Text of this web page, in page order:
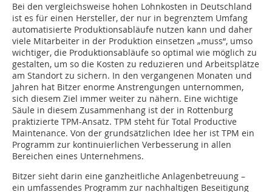
Bei den vergleichsweise hohen Lohnkosten in Deutschland
ist es für einen Hersteller, der nur in begrenztem Umfang
automatisierte Produktionsabläufe nutzen kann und daher
viele Mitarbeiter in der Produktion einsetzen „muss“, umso
wichtiger, die Produktionsabläufe so optimal wie möglich zu
gestalten, um so die Kosten zu reduzieren und Arbeitsplätze
am Standort zu sichern. In den vergangenen Monaten und
Jahren hat Bitzer enorme Anstrengungen unternommen,
sich diesem Ziel immer weiter zu nähern. Eine wichtige
Säule in diesem Zusammenhang ist der in Rottenburg
praktizierte TPM-Ansatz. TPM steht für Total Productive
Maintenance. Von der grundsätzlichen Idee her ist TPM ein
Programm zur kontinuierlichen Verbesserung in allen
Bereichen eines Unternehmens.
Bitzer sieht darin eine ganzheitliche Anlagenbetreuung –
ein umfassendes Programm zur nachhaltigen Beseitigung